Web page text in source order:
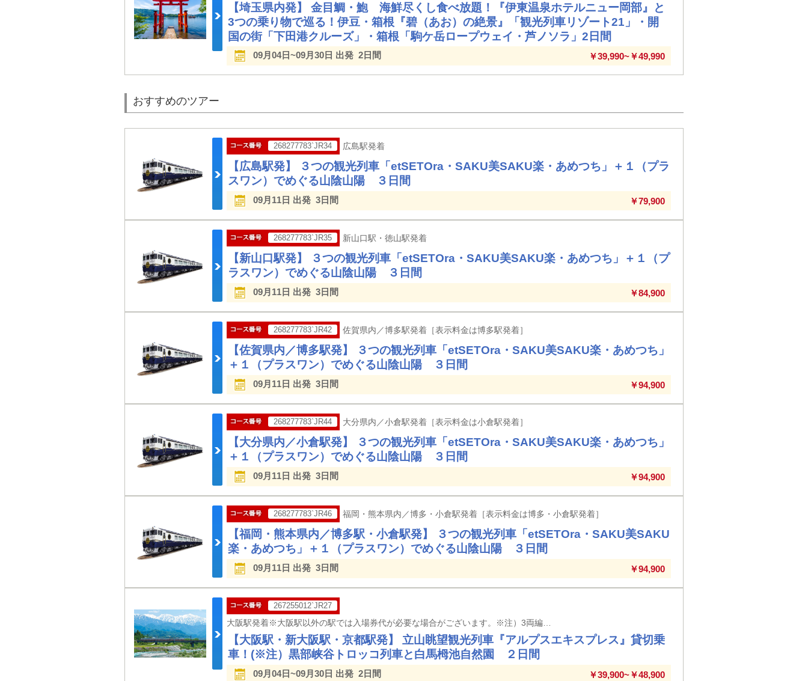
【埼玉県内発】 金目鯛・鮑 海鮮尽くし食べ放題！『伊東温泉ホテルニュー岡部』と
3つの乗り物で巡る！伊豆・箱根『碧（あお）の絶景』「観光列車リゾート21」・開
国の街「下田港クルーズ」・箱根「駒ケ岳ロープウェイ・芦ノソラ」2日間
09月04日~09月30日 出発 2日間 ￥39,990~￥49,990
おすすめのツアー
268277783`JR34 広島駅発着
【広島駅発】 ３つの観光列車「etSETOra・SAKU美SAKU楽・あめつち」＋１（プラ
スワン）でめぐる山陰山陽 ３日間
09月11日 出発 3日間 ￥79,900
268277783`JR35 新山口駅・徳山駅発着
【新山口駅発】 ３つの観光列車「etSETOra・SAKU美SAKU楽・あめつち」＋１（プ
ラスワン）でめぐる山陰山陽 ３日間
09月11日 出発 3日間 ￥84,900
268277783`JR42 佐賀県内／博多駅発着［表示料金は博多駅発着］
【佐賀県内／博多駅発】 ３つの観光列車「etSETOra・SAKU美SAKU楽・あめつち」
＋１（プラスワン）でめぐる山陰山陽 ３日間
09月11日 出発 3日間 ￥94,900
268277783`JR44 大分県内／小倉駅発着［表示料金は小倉駅発着］
【大分県内／小倉駅発】 ３つの観光列車「etSETOra・SAKU美SAKU楽・あめつち」
＋１（プラスワン）でめぐる山陰山陽 ３日間
09月11日 出発 3日間 ￥94,900
268277783`JR46 福岡・熊本県内／博多・小倉駅発着［表示料金は博多・小倉駅発着］
【福岡・熊本県内／博多駅・小倉駅発】 ３つの観光列車「etSETOra・SAKU美SAKU
楽・あめつち」＋１（プラスワン）でめぐる山陰山陽 ３日間
09月11日 出発 3日間 ￥94,900
267255012`JR27
【大阪駅・新大阪駅・京都駅発】 立山眺望観光列車『アルプスエキスプレス』貸切乗
車！(※注）黒部峡谷トロッコ列車と白馬栂池自然園 ２日間
09月04日~09月30日 出発 2日間 ￥39,900~￥48,900